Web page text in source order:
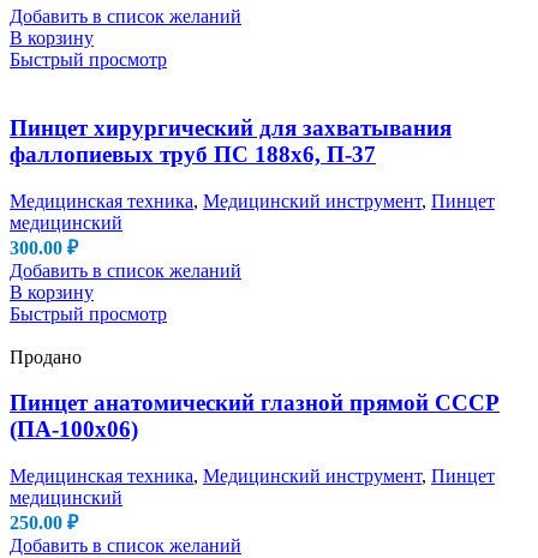
Добавить в список желаний
В корзину
Быстрый просмотр
Пинцет хирургический для захватывания
фаллопиевых труб ПС 188х6, П-37
Медицинская техника, Медицинский инструмент, Пинцет
медицинский
300.00 ₽
Добавить в список желаний
В корзину
Быстрый просмотр
Продано
Пинцет анатомический глазной прямой СССР
(ПА-100х06)
Медицинская техника, Медицинский инструмент, Пинцет
медицинский
250.00 ₽
Добавить в список желаний